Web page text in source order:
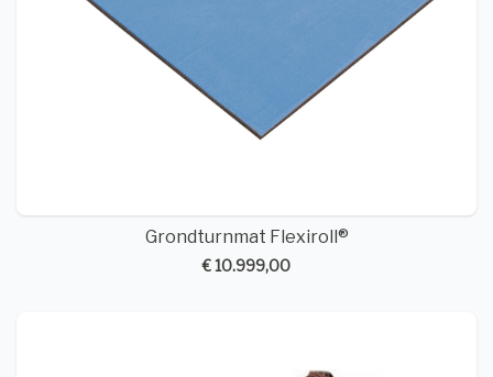
Grondturnmat Flexiroll®
€ 10.999,00